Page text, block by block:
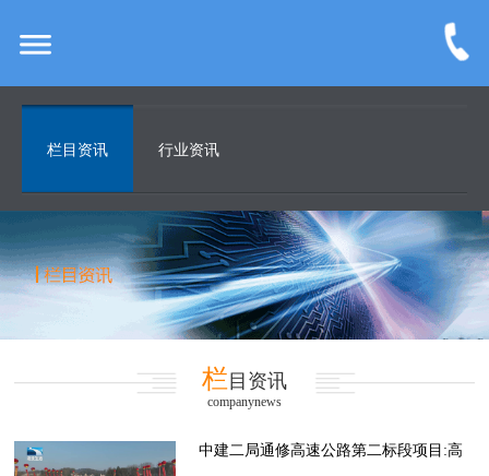
栏目资讯 行业资讯
栏目资讯
companynews
中建二局通修高速公路第二标段项目:高